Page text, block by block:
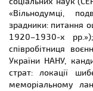
«Вільнодумці,
зрадники: питання
1920–1930-х
співробітниця
України НАНУ,
страт: локації
меморіальному